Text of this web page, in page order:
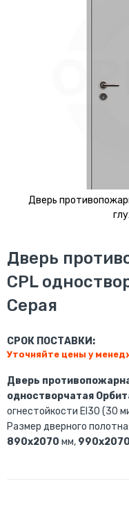
Дверь
Перейти
к
началу
изображений
Дверь
CPL
Серая
СРОК ПОСТАВКИ:
Уточняйте цены у
Дверь
одностворчатая
огнестойкости EI30 (30
Размер дверного полотна:
890х2070 мм, 990х2070